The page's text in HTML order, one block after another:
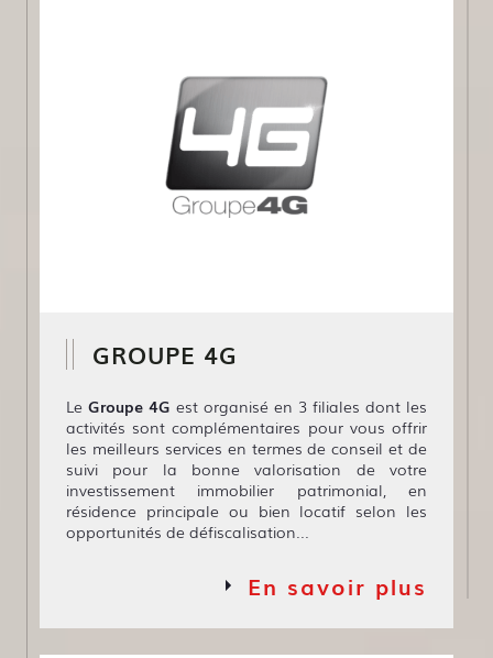
GROUPE 4G
Le Groupe 4G est organisé en 3 filiales dont les
activités sont complémentaires pour vous offrir
les meilleurs services en termes de conseil et de
suivi pour la bonne valorisation de votre
investissement immobilier patrimonial, en
résidence principale ou bien locatif selon les
opportunités de défiscalisation...
En savoir plus